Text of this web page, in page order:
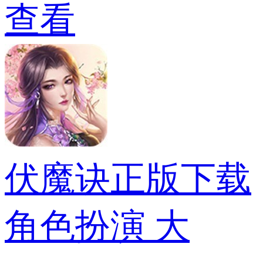
查看
伏魔诀正版下载
角色扮演 大